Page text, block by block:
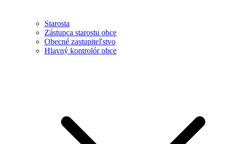
Starosta
Zástupca starostu obce
Obecné zastupiteľstvo
Hlavný kontrolór obce